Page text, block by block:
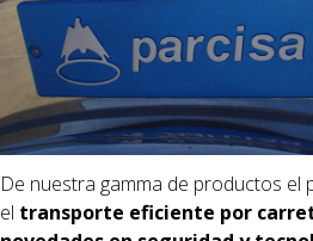
De nuestra gamma de productos el
el transporte eficiente por